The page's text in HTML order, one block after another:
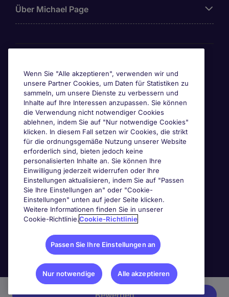
Bewerben
Über Michael Page
Wenn Sie "Alle akzeptieren", verwenden wir und
unsere Partner Cookies, um Daten für Statistiken zu
sammeln, um unsere Dienste zu verbessern und
Inhalte auf Ihre Interessen anzupassen. Sie können
die Verwendung nicht notwendiger Cookies
ablehnen, indem Sie auf "Nur notwendige Cookies"
klicken. In diesem Fall setzen wir Cookies, die strikt
für die ordnungsgemäße Nutzung unserer Website
erforderlich sind, bieten jedoch keine
personalisierten Inhalte an. Sie können Ihre
Einwilligung jederzeit widerrufen oder Ihre
Einstellungen aktualisieren, indem Sie auf "Passen
Sie Ihre Einstellungen an" oder "Cookie-
Einstellungen" unten auf jeder Seite klicken.
Weitere Informationen finden Sie in unserer
Cookie-Richtlinie.Cookie-Richtlinie
Passen Sie Ihre Einstellungen an
Nur notwendige Alle akzeptieren